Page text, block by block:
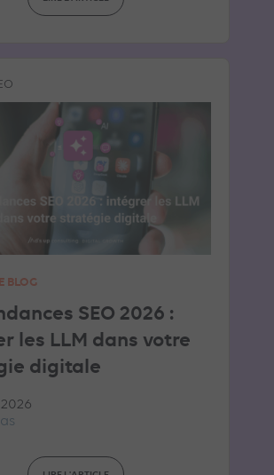
BLOG
SEO 2026 :
les LLM dans votre
digitale